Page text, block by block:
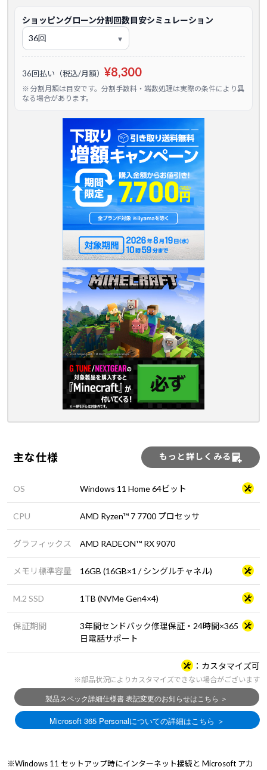
ショッピングローン分割回数目安シミュレーション
36回払い（税込/月額） ¥8,300
※ 分割月額は目安です。分割手数料・端数処理は実際の条件により異
なる場合があります。
主な仕様 もっと詳しくみる
OS Windows 11 Home 64ビット
CPU AMD Ryzen™ 7 7700 プロセッサ
グラフィックス AMD RADEON™ RX 9070
メモリ標準容量 16GB (16GB×1 / シングルチャネル)
M.2 SSD 1TB (NVMe Gen4×4)
保証期間
3年間センドバック修理保証・24時間×365
日電話サポート
カスタマイズ可
※部品状況によりカスタマイズできない場合がございます
※Windows 11 セットアップ時にインターネット接続と Microsoft アカ